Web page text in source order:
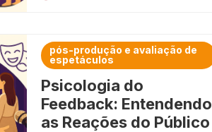
pós-produção e avaliação de
espetáculos
Psicologia do
Feedback: Entendendo
as Reações do Público